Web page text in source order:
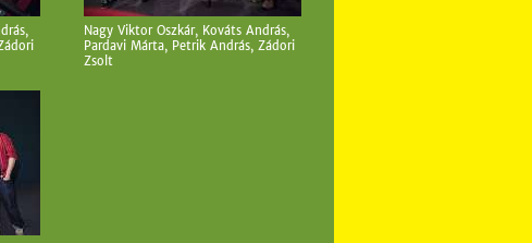
Nagy Viktor Oszkár, Kováts András,
Pardavi Márta, Petrik András, Zádori
Zsolt